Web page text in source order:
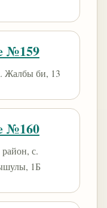
№159
Жалбы би, 13
№160
с.
1Б